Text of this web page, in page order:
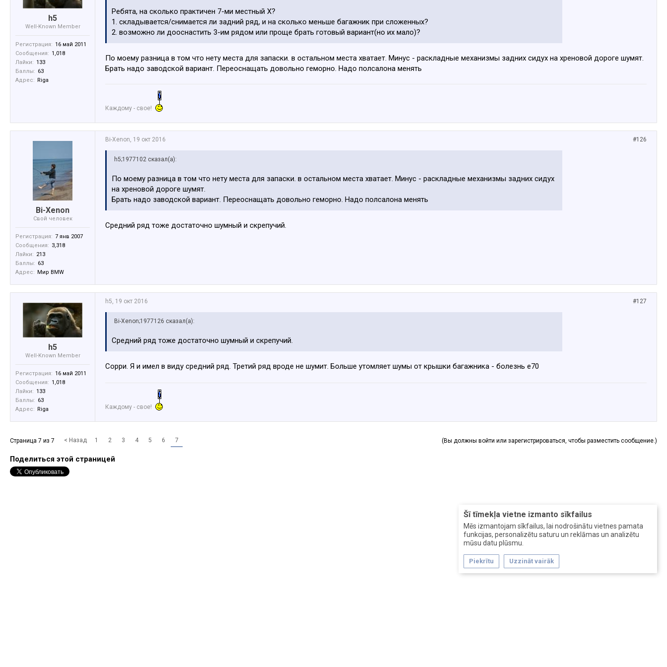
Šī tīmekļa vietne izmanto sīkfailus
Mēs izmantojam sīkfailus, lai nodrošinātu vietnes pamata
funkcijas, personalizētu saturu un reklāmas un analizētu
mūsu datu plūsmu.
Piekrītu Uzzināt vairāk
h5
Well-Known Member
Регистрация: 16 май 2011
Сообщения: 1,018
Лайки: 133
Баллы: 63
Адрес: Riga
Ребята, на сколько практичен 7-ми местный Х?
1. складывается/снимается ли задний ряд, и на сколько меньше багажник при сложенных?
2. возможно ли дооснастить 3-им рядом или проще брать готовый вариант(но их мало)?
По моему разница в том что нету места для запаски. в остальном места хватает. Минус - раскладные механизмы задних сидух на хреновой дороге шумят.
Брать надо заводской вариант. Переоснащать довольно геморно. Надо полсалона менять
Каждому - свое!
Bi-Xenon
Свой человек
Регистрация: 7 янв 2007
Сообщения: 3,318
Лайки: 213
Баллы: 63
Адрес: Мир BMW
#126
Bi-Xenon, 19 окт 2016
h5;1977102 сказал(а):
По моему разница в том что нету места для запаски. в остальном места хватает. Минус - раскладные механизмы задних сидух
на хреновой дороге шумят.
Брать надо заводской вариант. Переоснащать довольно геморно. Надо полсалона менять
Средний ряд тоже достаточно шумный и скрепучий.
h5
Well-Known Member
Регистрация: 16 май 2011
Сообщения: 1,018
Лайки: 133
Баллы: 63
Адрес: Riga
#127
h5, 19 окт 2016
Bi-Xenon;1977126 сказал(а):
Средний ряд тоже достаточно шумный и скрепучий.
Сорри. Я и имел в виду средний ряд. Третий ряд вроде не шумит. Больше утомляет шумы от крышки багажника - болезнь е70
Каждому - свое!
(Вы должны войти или зарегистрироваться, чтобы разместить сообщение.)
Страница 7 из 7 < Назад 1 2 3 4 5 6 7
Поделиться этой страницей